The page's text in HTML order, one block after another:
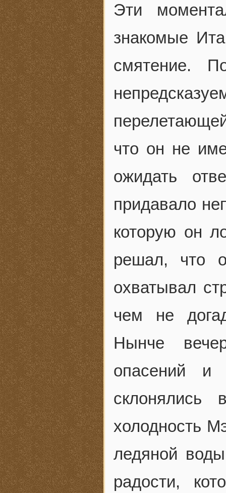
Эти
знакомые
смятение.
что он не
ожидать
придавало
которую он
решал, что
охватывал
чем не
Нынче
опасений и
склонялись
холодность
ледяной
радости,